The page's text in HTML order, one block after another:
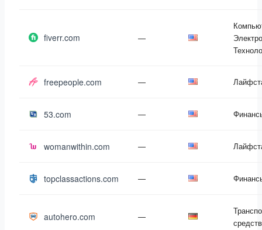
fiverr.com —
freepeople.com —
53.com —
womanwithin.com —
topclassactions.com —
autohero.com —